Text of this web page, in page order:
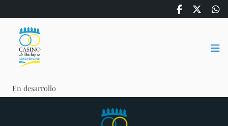
En desarrollo